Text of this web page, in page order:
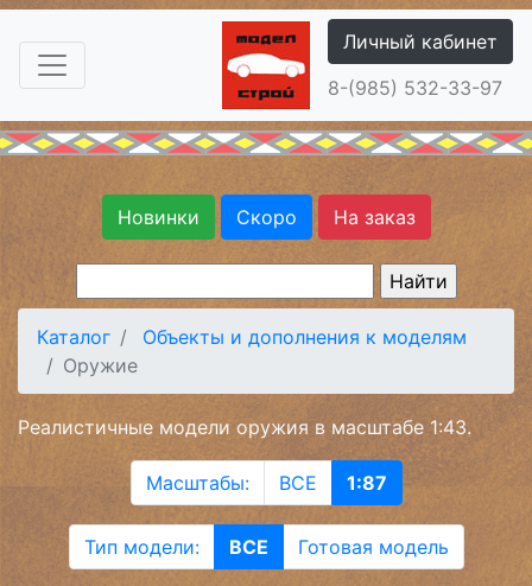
Личный кабинет
8-(985) 532-33-97
Новинки Скоро На заказ
Каталог
Объекты и дополнения к моделям
Оружие
Реалистичные модели оружия в масштабе 1:43.
Масштабы: ВСЕ 1:87
Тип модели: ВСЕ Готовая модель